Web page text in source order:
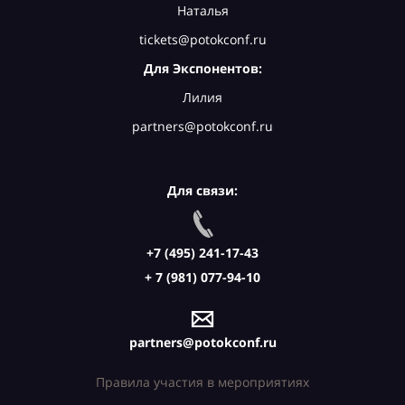
Наталья
tickets@potokconf.ru
Для Экспонентов:
Лилия
partners@potokconf.ru
Для связи:
+7 (495) 241-17-43
+ 7 (981) 077-94-10
partners@potokconf.ru
Правила участия в мероприятиях